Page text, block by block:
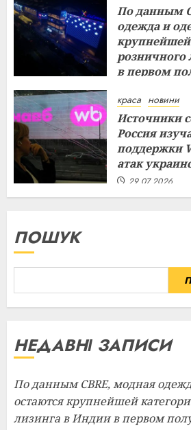
По данным
одежда и
крупнейшей
розничного
в первом
краса новини
Источники
Россия
поддержки
атак
29.07.2026
ПОШУК
НЕДАВНІ ЗАПИСИ
По данным CBRE, модная
остаются крупнейшей
лизинга в Индии в первом